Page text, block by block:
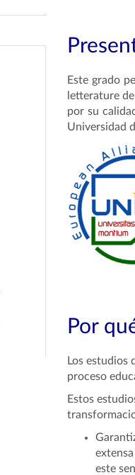
Este grado
letterature
por su
Universidad
Por
Los estudios
proceso
Estos
este